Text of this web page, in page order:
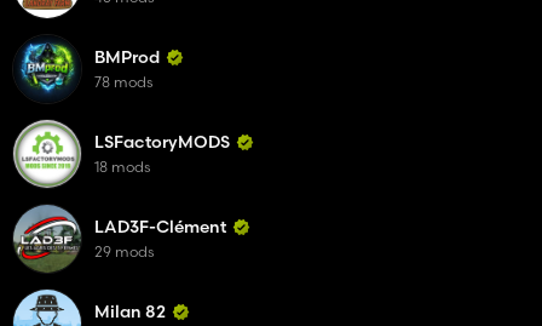
BMProd
78 mods
LSFactoryMODS
18 mods
LAD3F-Clément
29 mods
Milan 82